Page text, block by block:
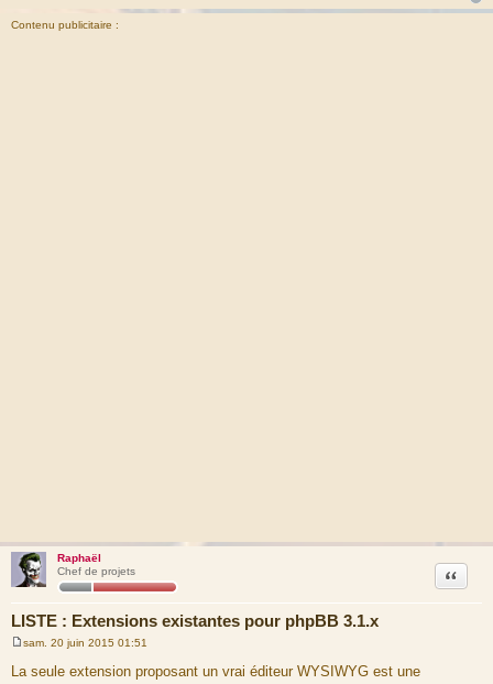
Contenu publicitaire :
Raphaël
Chef de projets
LISTE : Extensions existantes pour phpBB 3.1.x
Citation
s
sam. 20 juin 2015 01:51
La seule extension proposant un vrai éditeur WYSIWYG est une